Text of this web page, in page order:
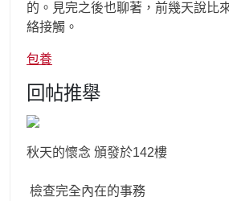
的。見完之後也聊著，前幾天說比
絡接觸。
包養
回帖推舉
秋天的懷念 頒發於142樓
檢查完全內在的事務